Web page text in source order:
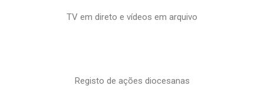
TV em direto e vídeos em arquivo
Registo de ações diocesanas